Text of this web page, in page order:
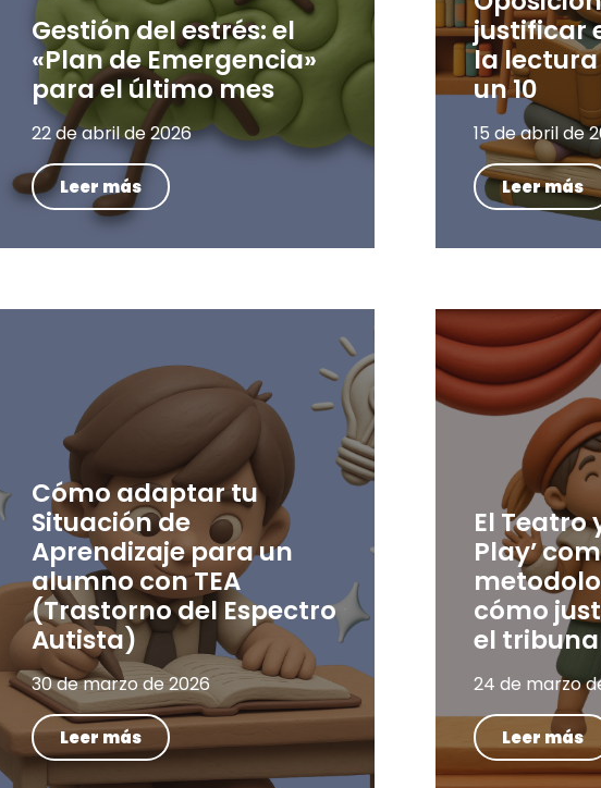
Gestión del estrés: el
«Plan de Emergencia»
para el último mes
22 de abril de 2026
Leer más
justificar
la
un 10
15 de abril de
Leer más
Cómo adaptar tu
Situación de
Aprendizaje para un
alumno con TEA
(Trastorno del Espectro
Autista)
30 de marzo de 2026
Leer más
El Teatro
Play’
cómo
el
24 de marzo
Leer más